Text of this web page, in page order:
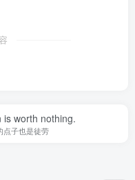
worth nothing.
点子也是徒劳